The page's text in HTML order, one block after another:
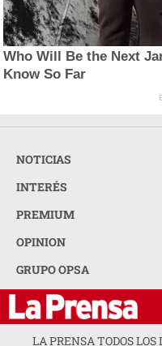
Who Will Be the Next
Know So Far
NOTICIAS
INTERÉS
PREMIUM
OPINION
GRUPO OPSA
LA PRENSA TODOS LOS